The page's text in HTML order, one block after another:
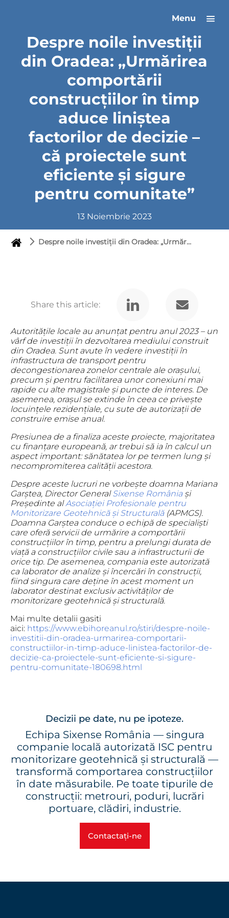
Menu
Despre noile investiții
din Oradea: „Urmărirea
comportării
construcțiilor în timp
aduce liniștea
factorilor de decizie –
că proiectele sunt
eficiente și sigure
pentru comunitate”
13 Noiembrie 2023
Despre noile investiții din Oradea: „Urmărirea comportării construcțiilor în timp aduce liniștea factorilor de decizie – că proiectele sunt eficiente și sigure pentru comunitate”
Share this article:
Autoritățile locale au anunțat pentru anul 2023 – un
vârf de investiții în dezvoltarea mediului construit
din Oradea. Sunt avute în vedere investiții în
infrastructura de transport pentru
decongestionarea zonelor centrale ale orașului,
precum și pentru facilitarea unor conexiuni mai
rapide cu alte magistrale și puncte de interes. De
asemenea, orașul se extinde în ceea ce privește
locuințele rezidențiale, cu sute de autorizații de
construire emise anual.
Presiunea de a finaliza aceste proiecte, majoritatea
cu finanțare europeană, ar trebui să ia în calcul un
aspect important: sănătatea lor pe termen lung și
necompromiterea calității acestora.
Despre aceste lucruri ne vorbește doamna Mariana
Garștea, Director GeneralSixense Româniași
Președinte alAsociației Profesionale pentru
Monitorizare Geotehnică și Structurală(APMGS).
Doamna Garștea conduce o echipă de specialiști
care oferă servicii de urmărire a comportării
construcțiilor în timp, pentru a prelungi durata de
viață a construcțiilor civile sau a infrastructurii de
orice tip. De asemenea, compania este autorizată
ca laborator de analize și încercări în construcții,
fiind singura care deține în acest moment un
laborator destinat exclusiv activităților de
monitorizare geotehnică și structurală.
Mai multe detalii gasiti
aici: https://www.ebihoreanul.ro/stiri/despre-noile-
investitii-din-oradea-urmarirea-comportarii-
constructiilor-in-timp-aduce-linistea-factorilor-de-
decizie-ca-proiectele-sunt-eficiente-si-sigure-
pentru-comunitate-180698.html
Decizii pe date, nu pe ipoteze.
Echipa Sixense România — singura
companie locală autorizată ISC pentru
monitorizare geotehnică și structurală —
transformă comportarea construcțiilor
în date măsurabile. Pe toate tipurile de
construcții: metrouri, poduri, lucrări
portuare, clădiri, industrie.
Contactați-ne